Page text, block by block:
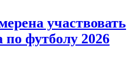
участвовать
футболу 2026